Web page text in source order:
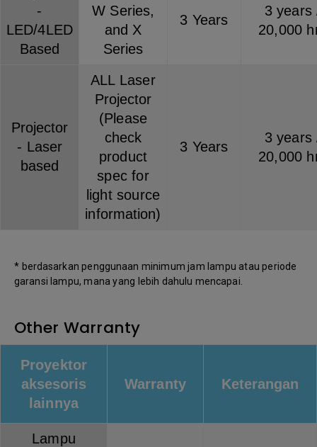
-
LED/4LED
Based
W Series,
and X
Series
3 Years
3 years
20,000
Projector
- Laser
based
ALL Laser
Projector
(Please
check
product
spec for
light source
information)
3 Years
3 years
20,000
* berdasarkan penggunaan minimum jam lampu atau periode
garansi lampu, mana yang lebih dahulu mencapai.
Other Warranty
Proyektor
aksesoris
lainnya
Warranty Keterangan
Lampu